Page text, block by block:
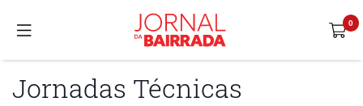
Jornadas Técnicas